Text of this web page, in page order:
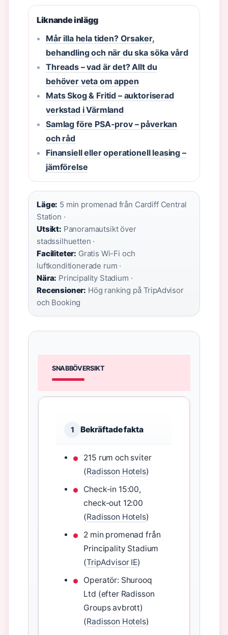
Liknande inlägg
Mår illa hela tiden? Orsaker,
behandling och när du ska söka vård
Threads – vad är det? Allt du
behöver veta om appen
Mats Skog & Fritid – auktoriserad
verkstad i Värmland
Samlag före PSA-prov – påverkan
och råd
Finansiell eller operationell leasing –
jämförelse
Läge: 5 min promenad från Cardiff Central
Station ·
Utsikt: Panoramautsikt över
stadssilhuetten ·
Faciliteter: Gratis Wi-Fi och
luftkonditionerade rum ·
Nära: Principality Stadium ·
Recensioner: Hög ranking på TripAdvisor
och Booking
SNABBÖVERSIKT
1 Bekräftade fakta
215 rum och sviter
(Radisson Hotels)
Check-in 15:00,
check-out 12:00
(Radisson Hotels)
2 min promenad från
Principality Stadium
(TripAdvisor IE)
Operatör: Shurooq
Ltd (efter Radisson
Groups avbrott)
(Radisson Hotels)